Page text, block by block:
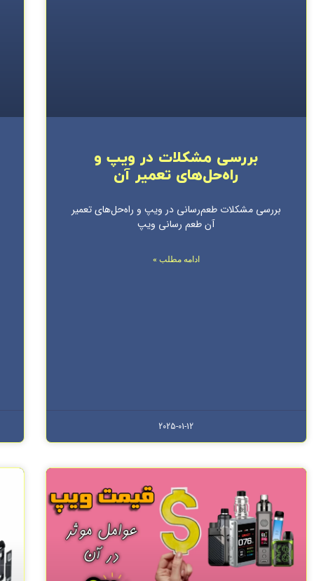
بررسی مشکلات در ویپ و
راه‌حل‌های تعمیر آن
بررسی مشکلات طعم‌رسانی در ویپ و راه‌حل‌های تعمیر
آن طعم رسانی ویپ
ادامه مطلب »
2025-01-12